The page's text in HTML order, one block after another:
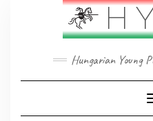
Hungarian Young